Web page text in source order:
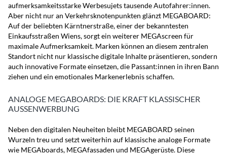
aufmerksamkeitsstarke Werbesujets tausende Autofahrer:innen.
Aber nicht nur an Verkehrsknotenpunkten glänzt MEGABOARD:
Auf der beliebten Kärntnerstraße, einer der bekanntesten
Einkaufsstraßen Wiens, sorgt ein weiterer MEGAscreen für
maximale Aufmerksamkeit. Marken können an diesem zentralen
Standort nicht nur klassische digitale Inhalte präsentieren, sondern
auch innovative Formate einsetzen, die Passant:innen in ihren Bann
ziehen und ein emotionales Markenerlebnis schaffen.
ANALOGE MEGABOARDS: DIE KRAFT KLASSISCHER
AUSSENWERBUNG
Neben den digitalen Neuheiten bleibt MEGABOARD seinen
Wurzeln treu und setzt weiterhin auf klassische analoge Formate
wie MEGAboards, MEGAfassaden und MEGAgerüste. Diese